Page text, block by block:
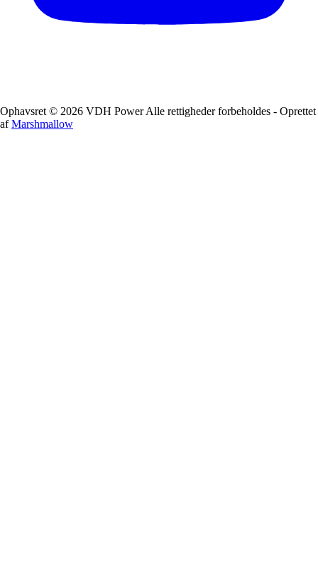
Ophavsret © 2026 VDH Power Alle rettigheder forbeholdes - Oprettet
afMarshmallow